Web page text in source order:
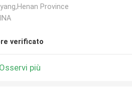
Province
verificato
Osservi più